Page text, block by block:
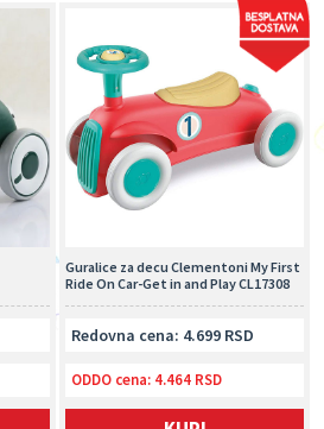
Guralice za decu Clementoni My First
Ride On Car-Get in and Play CL17308
Redovna cena: 4.699 RSD
ODDO cena: 4.464 RSD